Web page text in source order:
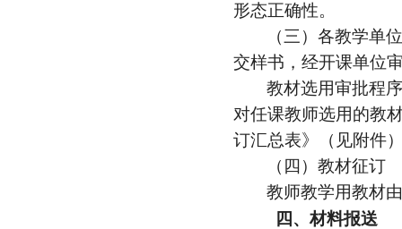
形态正确性。
（三）各教学单
交样书，经开课单位
教材选用审批程序
对任课教师选用的教
订汇总表》（见附件
（ 四 ）教材征订
教师教学用教材
四、材料报送